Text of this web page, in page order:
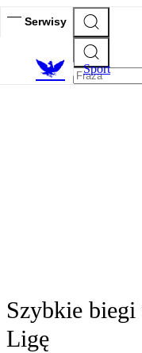
Serwisy
Sport
Szybkie
Ligę